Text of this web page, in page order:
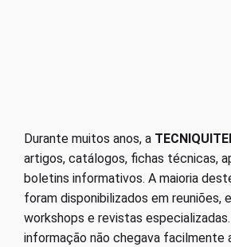
Durante muitos anos, a
artigos, catálogos, fichas técnicas,
boletins informativos. A maioria
foram disponibilizados em reuniões,
workshops e revistas
informação não chegava facilmente